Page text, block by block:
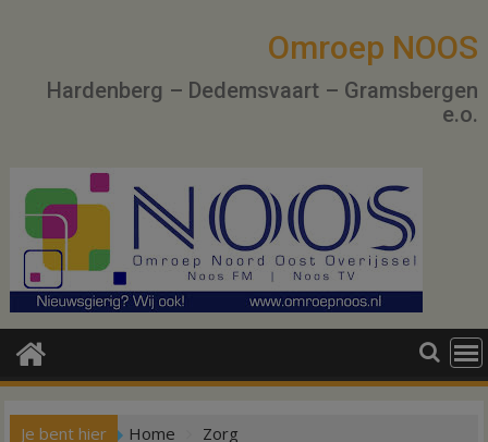
Omroep NOOS
Hardenberg – Dedemsvaart – Gramsbergen
e.o.
Je bent hier Home Zorg